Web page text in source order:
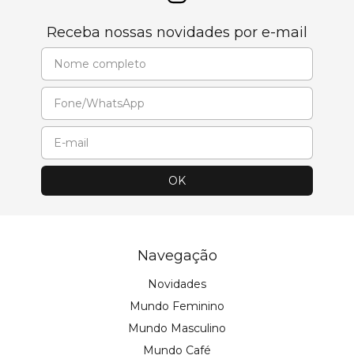
Receba nossas novidades por e-mail
Navegação
Novidades
Mundo Feminino
Mundo Masculino
Mundo Café